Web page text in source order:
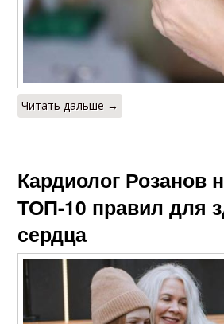
Читать дальше →
Кардиолог Розанов
ТОП-10 правил для
сердца